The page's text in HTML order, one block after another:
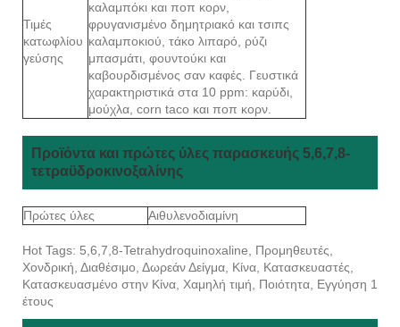
Τιμές
κατωφλίου
γεύσης
καλαμπόκι και ποπ κορν,
φρυγανισμένο δημητριακό και τσιπς
καλαμποκιού, τάκο λιπαρό, ρύζι
μπασμάτι, φουντούκι και
καβουρδισμένος σαν καφές. Γευστικά
χαρακτηριστικά στα 10 ppm: καρύδι,
μούχλα, corn taco και ποπ κορν.
Προϊόντα και πρώτες ύλες παρασκευής 5,6,7,8-
τετραϋδροκινοξαλίνης
Πρώτες ύλες Αιθυλενοδιαμίνη
Hot Tags: 5,6,7,8-Tetrahydroquinoxaline, Προμηθευτές,
Χονδρική, Διαθέσιμο, Δωρεάν Δείγμα, Κίνα, Κατασκευαστές,
Κατασκευασμένο στην Κίνα, Χαμηλή τιμή, Ποιότητα, Εγγύηση 1
έτους